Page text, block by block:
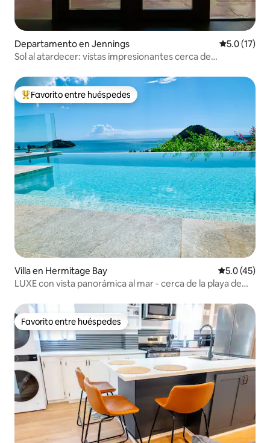
Departamento en Jennings Calificación
5.0 (17)
Sol al atardecer: vistas impresionantes cerca de
De los mejores en Favorito entre huéspedes
Favorito entre huéspedes
Villa en Hermitage Bay Calificación
5.0 (45)
LUXE con vista panorámica al mar - cerca de la playa de
Favorito entre huéspedes
Favorito entre huéspedes